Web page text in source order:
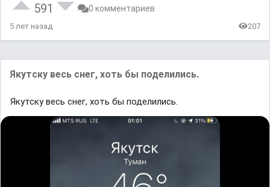
591 0 комментариев
5 лет назад 207
Якутску весь снег, хоть бы поделились.
Якутску весь снег, хоть бы поделились.